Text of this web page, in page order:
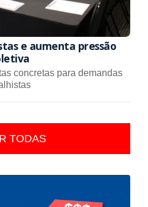
e aumenta pressão
concretas para demandas
TODAS